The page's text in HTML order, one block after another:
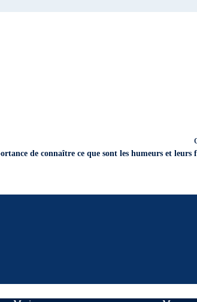
de connaître ce que sont les humeurs et leurs